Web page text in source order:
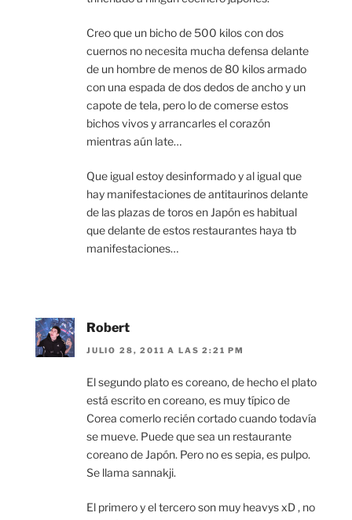
Creo que un bicho de 500 kilos con dos
cuernos no necesita mucha defensa delante
de un hombre de menos de 80 kilos armado
con una espada de dos dedos de ancho y un
capote de tela, pero lo de comerse estos
bichos vivos y arrancarles el corazón
mientras aún late…
Que igual estoy desinformado y al igual que
hay manifestaciones de antitaurinos delante
de las plazas de toros en Japón es habitual
que delante de estos restaurantes haya tb
manifestaciones…
Robert
JULIO 28, 2011 A LAS 2:21 PM
El segundo plato es coreano, de hecho el plato
está escrito en coreano, es muy típico de
Corea comerlo recién cortado cuando todavía
se mueve. Puede que sea un restaurante
coreano de Japón. Pero no es sepia, es pulpo.
Se llama sannakji.
El primero y el tercero son muy heavys xD , no